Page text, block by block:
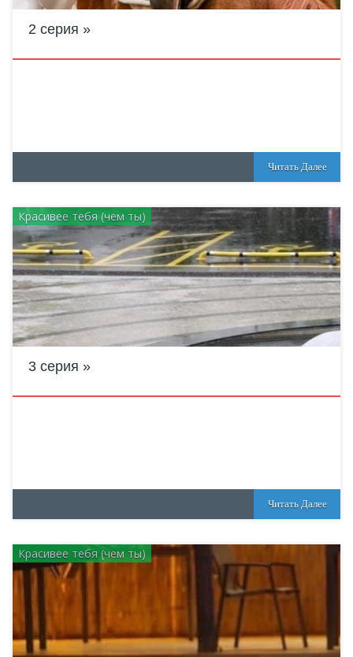
2 серия
Читать Далее
Красивее тебя (чем ты)
3 серия
Читать Далее
Красивее тебя (чем ты)